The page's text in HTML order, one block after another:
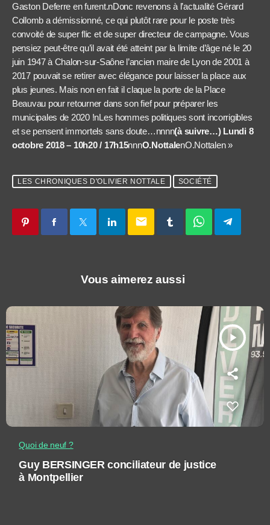
Gaston Deferre en furent.nDonc revenons à l’actualité Gérard
Collomb a démissionné, ce qui plutôt rare pour le poste très
convoité de super flic et de super directeur de campagne. Vous
pensiez peut-être qu’il avait été atteint par la limite d’âge né le 20
juin 1947 à Chalon-sur-Saône l’ancien maire de Lyon de 2001 à
2017 pouvait se retirer avec élégance pour laisser la place aux
plus jeunes. Mais non en fait il claque la porte de la Place
Beauvau pour retourner dans son fief pour préparer les
municipales de 2020 !nLes hommes politiques sont incorrigibles
et se pensent immortels sans doute…nnnn(à suivre…) Lundi 8
octobre 2018 – 10h20 / 17h15nnnO.NottalenO.Nottalen »
LES CHRONIQUES D'OLIVIER NOTTALE SOCIÉTÉ
email
Vous aimerez aussi
play_arrow
Quoi de neuf ?
Guy BERSINGER conciliateur de justice
à Montpellier